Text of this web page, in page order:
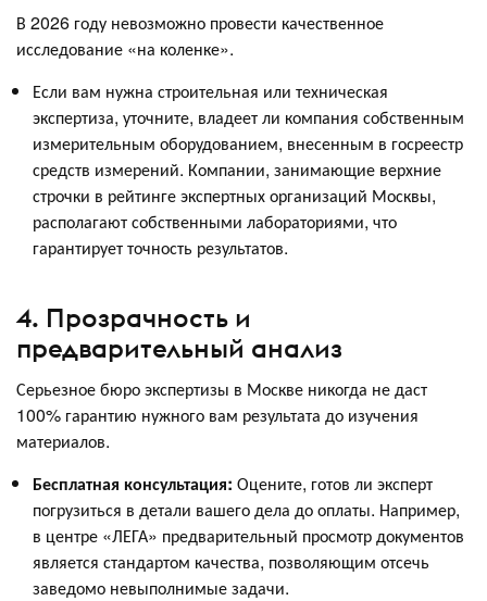
В 2026 году невозможно провести качественное
исследование «на коленке».
Если вам нужна строительная или техническая
экспертиза, уточните, владеет ли компания собственным
измерительным оборудованием, внесенным в госреестр
средств измерений. Компании, занимающие верхние
строчки в рейтинге экспертных организаций Москвы,
располагают собственными лабораториями, что
гарантирует точность результатов.
4. Прозрачность и
предварительный анализ
Серьезное бюро экспертизы в Москве никогда не даст
100% гарантию нужного вам результата до изучения
материалов.
Бесплатная консультация: Оцените, готов ли эксперт
погрузиться в детали вашего дела до оплаты. Например,
в центре «ЛЕГА» предварительный просмотр документов
является стандартом качества, позволяющим отсечь
заведомо невыполнимые задачи.